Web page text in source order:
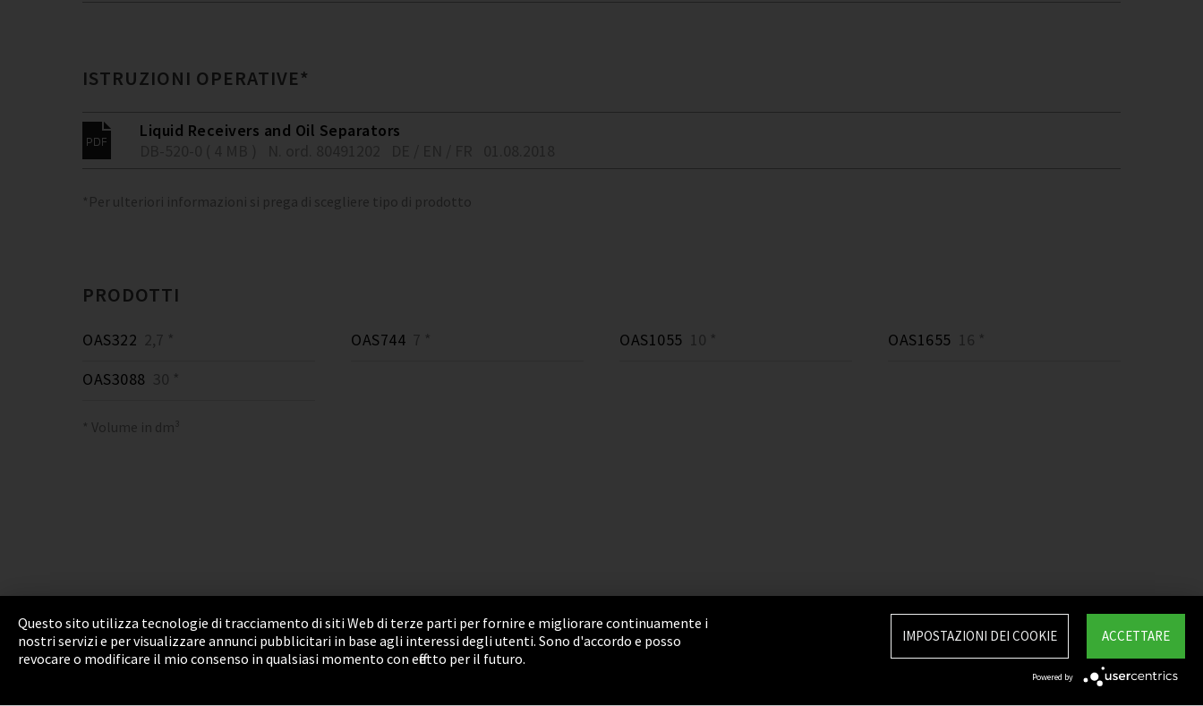
ISTRUZIONI OPERATIVE*
Liquid Receivers and Oil Separators
*Per ulteriori informazioni si prega di scegliere tipo di prodotto
PRODOTTI
OAS322 2,7 * OAS744 7 * OAS1055 10 * OAS1655 16 *
OAS3088 30 *
* Volume in dm³
Informazione legale Privacy Policy Cookie Settings Termini e Condizioni
Questo sito utilizza tecnologie di tracciamento di siti Web di terze parti per fornire e migliorare continuamente i
nostri servizi e per visualizzare annunci pubblicitari in base agli interessi degli utenti. Sono d'accordo e posso
revocare o modificare il mio consenso in qualsiasi momento con effetto per il futuro.
ACCETTARE
IMPOSTAZIONI DEI COOKIE
Powered by